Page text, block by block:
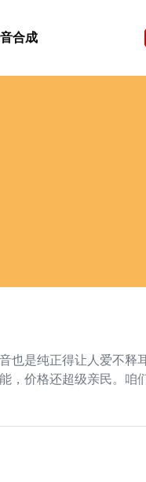
合成
是纯正得让人爱不释
，价格还超级亲民。咱